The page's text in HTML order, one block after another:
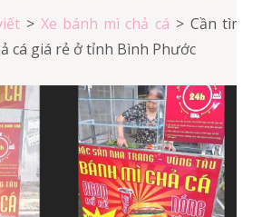
> Xe bánh mì chả cá > Cần tìm
cá giá rẻ ở tỉnh Bình Phước